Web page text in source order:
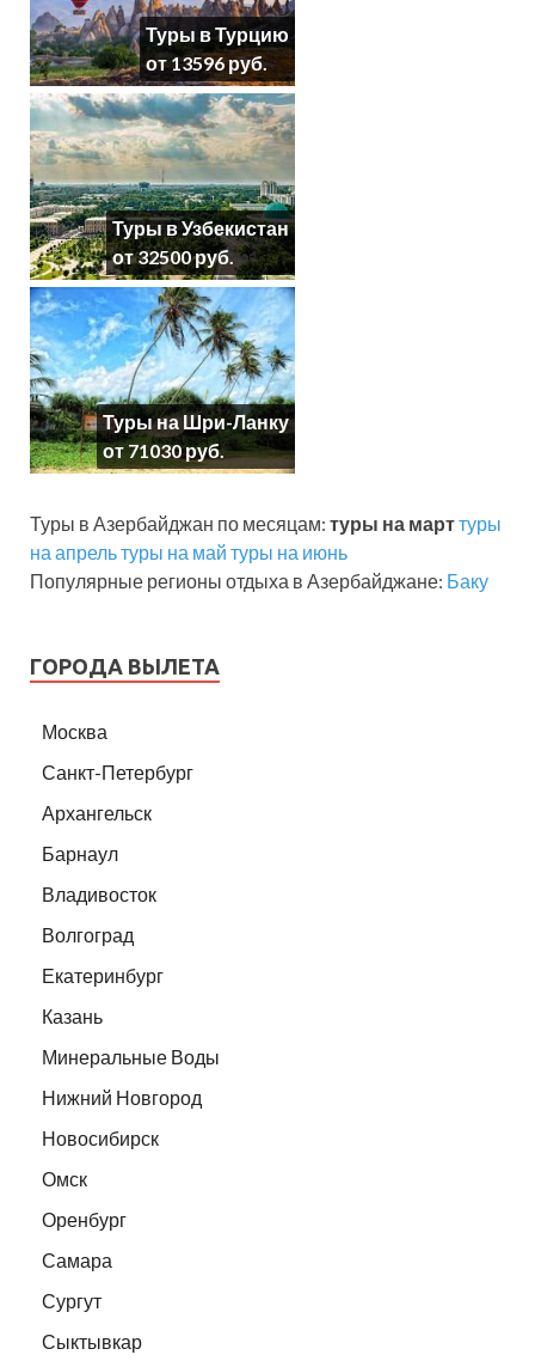
Туры в Турцию
от 13596 руб.
Туры в Узбекистан
от 32500 руб.
Туры на Шри-Ланку
от 71030 руб.
Туры в Азербайджан по месяцам: туры на марттуры
на апрельтуры на май туры на июнь
Популярные регионы отдыха в Азербайджане: Баку
ГОРОДА ВЫЛЕТА
Москва
Санкт-Петербург
Архангельск
Барнаул
Владивосток
Волгоград
Екатеринбург
Казань
Минеральные Воды
Нижний Новгород
Новосибирск
Омск
Оренбург
Самара
Сургут
Сыктывкар